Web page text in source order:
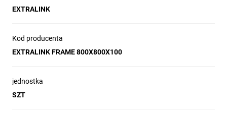
EXTRALINK
Kod producenta
EXTRALINK FRAME 800X800X100
jednostka
SZT